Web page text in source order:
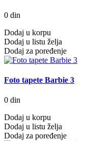
0 din
Dodaj u korpu
Dodaj u listu želja
Dodaj za poređenje
Foto tapete Barbie 3
0 din
Dodaj u korpu
Dodaj u listu želja
Dodaj za poređenje